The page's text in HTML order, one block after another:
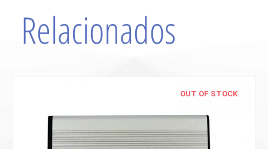
Relacionados
OUT OF STOCK